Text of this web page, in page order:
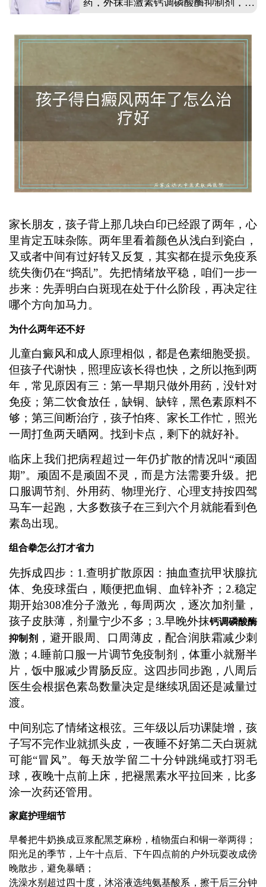
药，外抹非激素钙调磷酸酶抑制剂，
同时把挑食，熬夜，情绪紧张这三件事
改过来每四周回诊一次，肉眼看见边缘
家长朋友，孩子背上那几块白印已经跟了两年，心
里肯定五味杂陈。两年里看着颜色从浅白到瓷白，
又或者中间有过好转又反复，其实都在提示免疫系
统失衡仍在“捣乱”。先把情绪放平稳，咱们一步一
步来：先弄明白白斑现在处于什么阶段，再决定往
哪个方向加马力。
为什么两年还不好
儿童白癜风和成人原理相似，都是色素细胞受损。
但孩子代谢快，照理应该长得也快，之所以拖到两
年，常见原因有三：第一早期只做外用药，没针对
免疫；第二饮食放任，缺铜、缺锌，黑色素原料不
够；第三间断治疗，孩子怕疼、家长工作忙，照光
一周打鱼两天晒网。找到卡点，剩下的就好补。
临床上我们把病程超过一年仍扩散的情况叫“顽固
期”。顽固不是顽固不灵，而是方法需要升级。把
口服调节剂、外用药、物理光疗、心理支持按四驾
马车一起跑，大多数孩子在三到六个月就能看到色
素岛出现。
组合拳怎么打才省力
先拆成四步：1.查明扩散原因：抽血查抗甲状腺抗
体、免疫球蛋白，顺便把血铜、血锌补齐；2.稳定
期开始308准分子激光，每周两次，逐次加剂量，
孩子皮肤薄，剂量宁少不多；3.早晚外抹钙调磷酸酶
抑制剂
，避开眼周、口周薄皮，配合润肤霜减少刺
激；4.睡前口服一片调节免疫制剂，体重小就掰半
片，饭中服减少胃肠反应。这四步同步跑，八周后
医生会根据色素岛数量决定是继续巩固还是减量过
渡。
中间别忘了情绪这根弦。三年级以后功课陡增，孩
子写不完作业就抓头皮，一夜睡不好第二天白斑就
可能“冒风”。每天放学留二十分钟跳绳或打羽毛
球，夜晚十点前上床，把褪黑素水平拉回来，比多
涂一次药还管用。
家庭护理细节
早餐把牛奶换成豆浆配黑芝麻粉，植物蛋白和铜一举两得；
阳光足的季节，上午十点后、下午四点前的户外玩耍改成傍
晚散步，避免暴晒；
洗澡水别超过四十度，沐浴液选纯氨基酸系，擦干后三分钟